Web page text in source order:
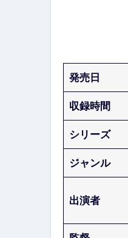
発売日
収録時間
シリーズ
ジャンル
出演者